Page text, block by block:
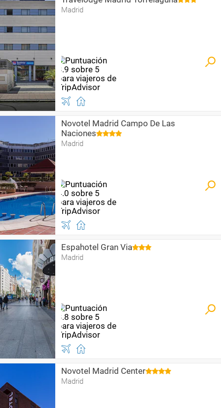
Madrid
Novotel Madrid Campo De Las
Naciones
Madrid
Espahotel Gran Via
Madrid
Novotel Madrid Center
Madrid